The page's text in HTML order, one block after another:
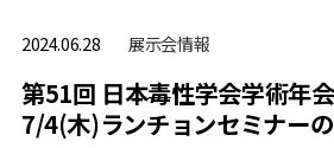
2024.06.28 展⽰会情報
第51回 日本毒性学会学術年
7/4(木)ランチョンセミナー